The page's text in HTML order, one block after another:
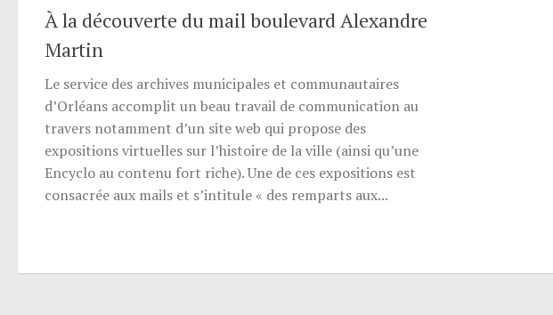
À la découverte du mail boulevard Alexandre
Martin
Le service des archives municipales et communautaires
d’Orléans accomplit un beau travail de communication au
travers notamment d’un site web qui propose des
expositions virtuelles sur l’histoire de la ville (ainsi qu’une
Encyclo au contenu fort riche). Une de ces expositions est
consacrée aux mails et s’intitule « des remparts aux...